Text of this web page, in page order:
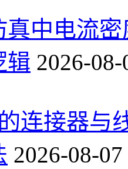
真中电流
辑 2026-
连接器与
2026-08-